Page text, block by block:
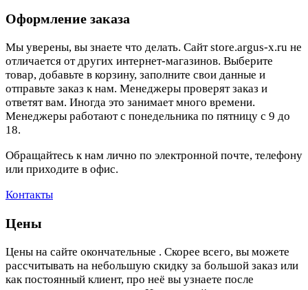
Оформление заказа
Мы уверены, вы знаете что делать. Сайт store.argus-x.ru не
отличается от других интернет-магазинов. Выберите
товар, добавьте в корзину, заполните свои данные и
отправьте заказ к нам. Менеджеры проверят заказ и
ответят вам. Иногда это занимает много времени.
Менеджеры работают с понедельника по пятницу с 9 до
18.
Обращайтесь к нам лично по электронной почте, телефону
или приходите в офис.
Контакты
Цены
Цены на сайте окончательные . Скорее всего, вы можете
рассчитывать на небольшую скидку за большой заказ или
как постоянный клиент, про неё вы узнаете после